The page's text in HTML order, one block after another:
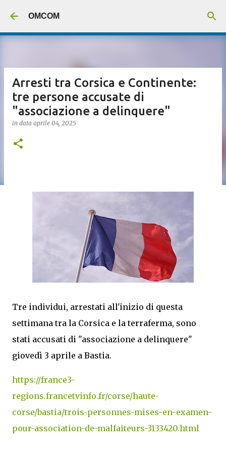
OMCOM
Arresti tra Corsica e Continente:
tre persone accusate di
"associazione a delinquere"
in data aprile 04, 2025
Tre individui, arrestati all'inizio di questa
settimana tra la Corsica e la terraferma, sono
stati accusati di "associazione a delinquere"
giovedì 3 aprile a Bastia.
https://france3-
regions.francetvinfo.fr/corse/haute-
corse/bastia/trois-personnes-mises-en-examen-
pour-association-de-malfaiteurs-3133420.html